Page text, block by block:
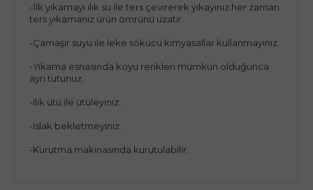
-İlk yıkamayı ılık su ile ters çevirerek yıkayınız.her zaman
ters yıkamanız ürün ömrünü uzatır.
-Çamaşır suyu ile leke sökücü kimyasallar kullanmayınız.
-Yıkama esnasında koyu renkleri mümkün olduğunca
ayrı tutunuz.
-Ilık ütü ile ütüleyiniz.
-Islak bekletmeyiniz.
-Kurutma makinasında kurutulabilir.